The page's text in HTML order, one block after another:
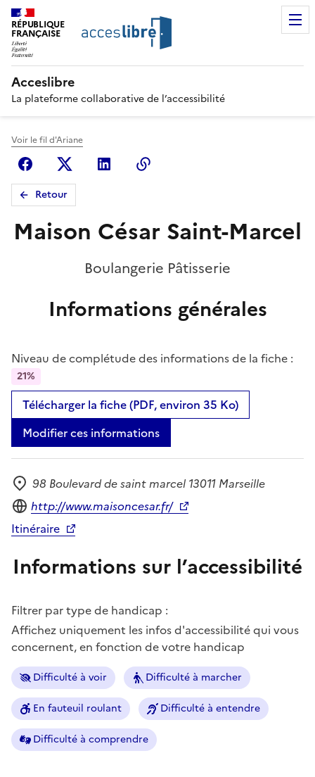
RÉPUBLIQUE
FRANÇAISE
Acceslibre
La plateforme collaborative de l’accessibilité
Voir le fil d'Ariane
FacebookX (anciennement Twitter)
Linkedin
Retour
Maison César Saint-Marcel
Boulangerie Pâtisserie
Informations générales
Niveau de complétude des informations de la fiche :
21%
Télécharger la fiche (PDF, environ 35 Ko)
Modifier ces informations
Adresse
98 Boulevard de saint marcel 13011 Marseille
Site internet
http://www.maisoncesar.fr/
Itinéraire
Informations sur l’accessibilité
Filtrer par type de handicap :
Affichez uniquement les infos d'accessibilité qui vous
concernent, en fonction de votre handicap
Difficulté à voir Difficulté à marcher
En fauteuil roulant Difficulté à entendre
Difficulté à comprendre